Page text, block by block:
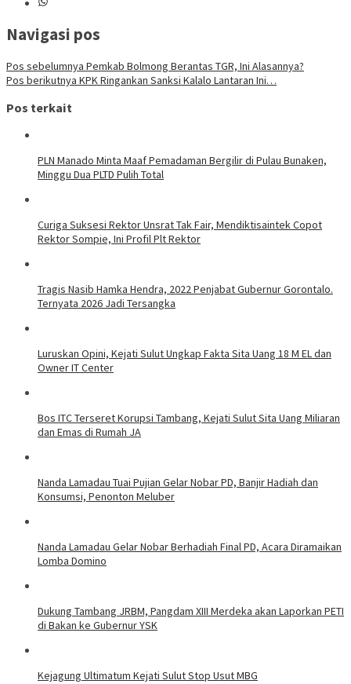
Navigasi pos
Pos sebelumnya Pemkab Bolmong Berantas TGR, Ini Alasannya?
Pos berikutnya KPK Ringankan Sanksi Kalalo Lantaran Ini…
Pos terkait
PLN Manado Minta Maaf Pemadaman Bergilir di Pulau Bunaken,
Minggu Dua PLTD Pulih Total
Curiga Suksesi Rektor Unsrat Tak Fair, Mendiktisaintek Copot
Rektor Sompie, Ini Profil Plt Rektor
Tragis Nasib Hamka Hendra, 2022 Penjabat Gubernur Gorontalo.
Ternyata 2026 Jadi Tersangka
Luruskan Opini, Kejati Sulut Ungkap Fakta Sita Uang 18 M EL dan
Owner IT Center
Bos ITC Terseret Korupsi Tambang, Kejati Sulut Sita Uang Miliaran
dan Emas di Rumah JA
Nanda Lamadau Tuai Pujian Gelar Nobar PD, Banjir Hadiah dan
Konsumsi, Penonton Meluber
Nanda Lamadau Gelar Nobar Berhadiah Final PD, Acara Diramaikan
Lomba Domino
Dukung Tambang JRBM, Pangdam XIII Merdeka akan Laporkan PETI
di Bakan ke Gubernur YSK
Kejagung Ultimatum Kejati Sulut Stop Usut MBG